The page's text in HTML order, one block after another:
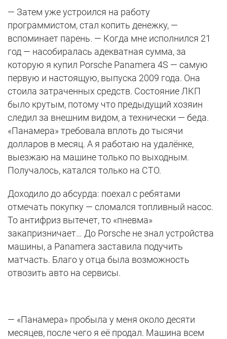
— Затем уже устроился на работу
программистом, стал копить денежку, —
вспоминает парень. — Когда мне исполнился 21
год — насобиралась адекватная сумма, за
которую я купил Porsche Panamera 4S — самую
первую и настоящую, выпуска 2009 года. Она
стоила затраченных средств. Состояние ЛКП
было крутым, потому что предыдущий хозяин
следил за внешним видом, а технически — беда.
«Панамера» требовала вплоть до тысячи
долларов в месяц. А я работаю на удалёнке,
выезжаю на машине только по выходным.
Получалось, катался только на СТО.
Доходило до абсурда: поехал с ребятами
отмечать покупку — сломался топливный насос.
То антифриз вытечет, то «пневма»
закапризничает… До Porsche не знал устройства
машины, а Panamera заставила подучить
матчасть. Благо у отца была возможность
отвозить авто на сервисы.
— «Панамера» пробыла у меня около десяти
месяцев, после чего я её продал. Машина всем